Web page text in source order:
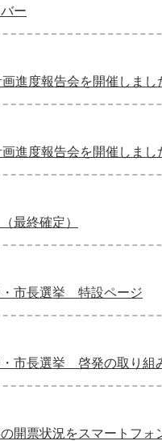
ー
進度報告会を開催しまし
進度報告会を開催しまし
最終確定）
・市長選挙 特設ページ
市長選挙 啓発の取り組
開票状況をスマートフォ